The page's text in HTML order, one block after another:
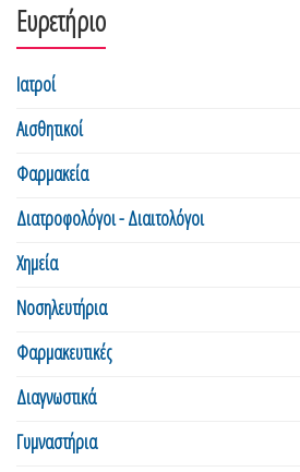
Ευρετήριο
Ιατροί
Αισθητικοί
Φαρμακεία
Διατροφολόγοι - Διαιτολόγοι
Χημεία
Νοσηλευτήρια
Φαρμακευτικές
Διαγνωστικά
Γυμναστήρια